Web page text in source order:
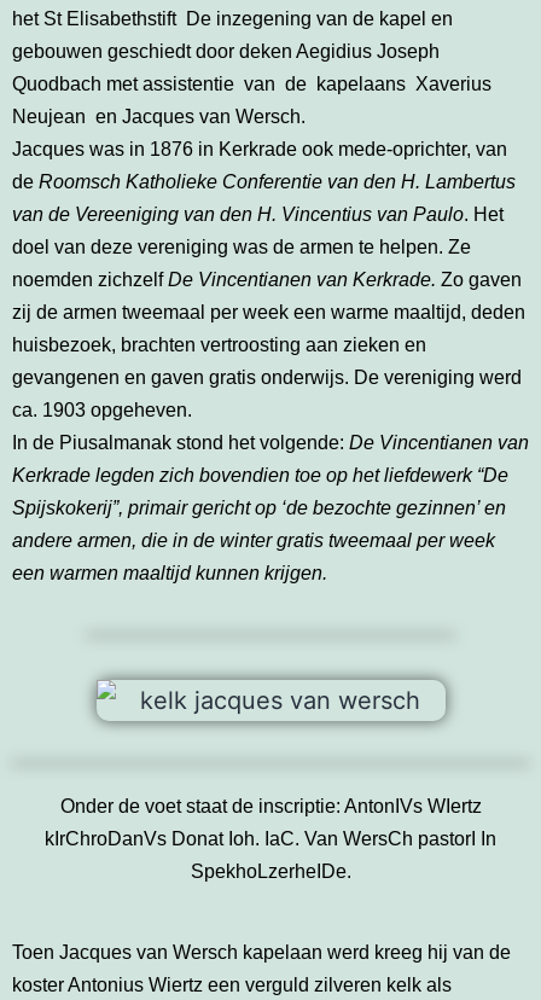
het St Elisabethstift De inzegening van de kapel en
gebouwen geschiedt door deken Aegidius Joseph
Quodbach met assistentie van de kapelaans Xaverius
Neujean en Jacques van Wersch.
Jacques was in 1876 in Kerkrade ook mede-oprichter, van
de Roomsch Katholieke Conferentie van den H. Lambertus
van de Vereeniging van den H. Vincentius van Paulo. Het
doel van deze vereniging was de armen te helpen. Ze
noemden zichzelfDe Vincentianen van Kerkrade. Zo gaven
zij de armen tweemaal per week een warme maaltijd, deden
huisbezoek, brachten vertroosting aan zieken en
gevangenen en gaven gratis onderwijs. De vereniging werd
ca. 1903 opgeheven.
In de Piusalmanak stond het volgende: De Vincentianen van
Kerkrade legden zich bovendien toe op het liefdewerk “De
Spijskokerij”, primair gericht op ‘de bezochte gezinnen’ en
andere armen, die in de winter gratis tweemaal per week
een warmen maaltijd kunnen krijgen.
Onder de voet staat de inscriptie: AntonIVs WIertz
kIrChroDanVs Donat Ioh. IaC. Van WersCh pastorI In
SpekhoLzerheIDe.
Toen Jacques van Wersch kapelaan werd kreeg hij van de
koster Antonius Wiertz een verguld zilveren kelk als